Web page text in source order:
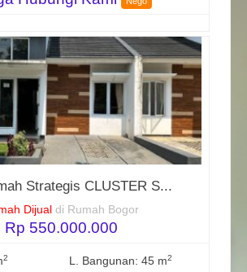
Strategis CLUSTER S...
Dijual di Rumah Bogor
Rp 550.000.000
2 L. Bangunan: 45 m2